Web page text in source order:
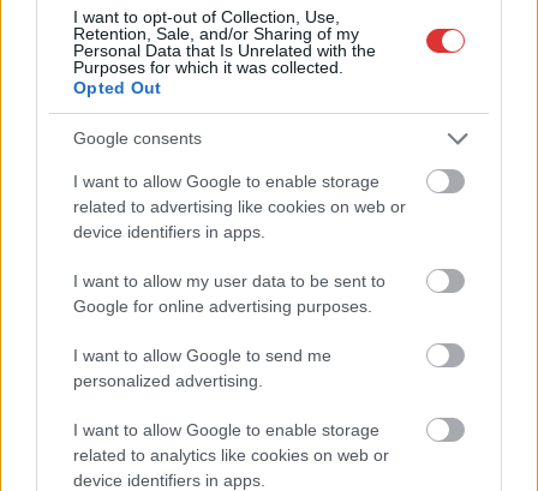
I want to opt-out of Collection, Use,
Retention, Sale, and/or Sharing of my
Personal Data that Is Unrelated with the
Purposes for which it was collected.
Opted Out
Google consents
I want to allow Google to enable storage
related to advertising like cookies on web or
device identifiers in apps.
I want to allow my user data to be sent to
Google for online advertising purposes.
I want to allow Google to send me
personalized advertising.
I want to allow Google to enable storage
related to analytics like cookies on web or
device identifiers in apps.
Hírlevél feliratkozás
meg e-mail címét:
Megismertem és elfogadom aGDPR-szabályzat
legfrissebb információkkal és exkluzív tartalmakkal hétről hétre
postaládájába érkezik!